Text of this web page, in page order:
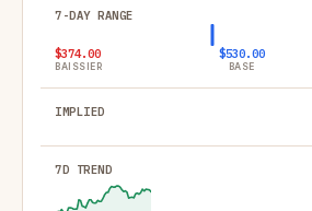
$374.00
BAISSIER
$530.00
BASE